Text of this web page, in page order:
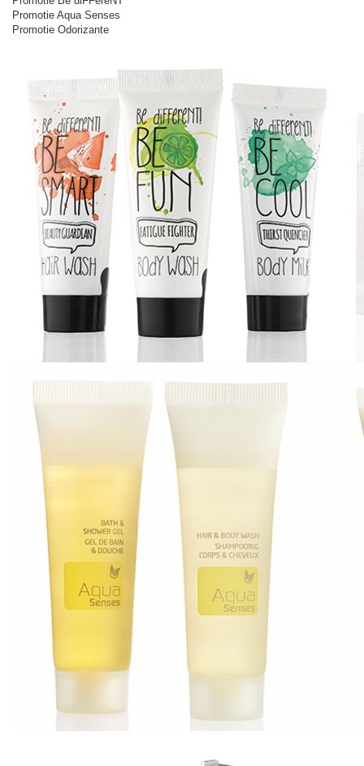
Promotie Aqua Senses
Promotie Odorizante